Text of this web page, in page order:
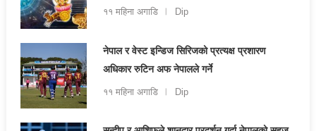
११ महिना अगाडि Dip
नेपाल र वेस्ट इन्डिज सिरिजको प्रत्यक्ष प्रशारण
अधिकार रुटिन अफ नेपालले गर्ने
११ महिना अगाडि Dip